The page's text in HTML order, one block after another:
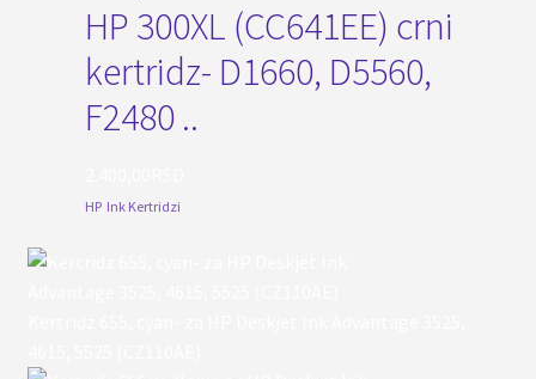
HP 300XL (CC641EE) crni
kertridz- D1660, D5560,
F2480 ..
HP, Ink Kertridzi